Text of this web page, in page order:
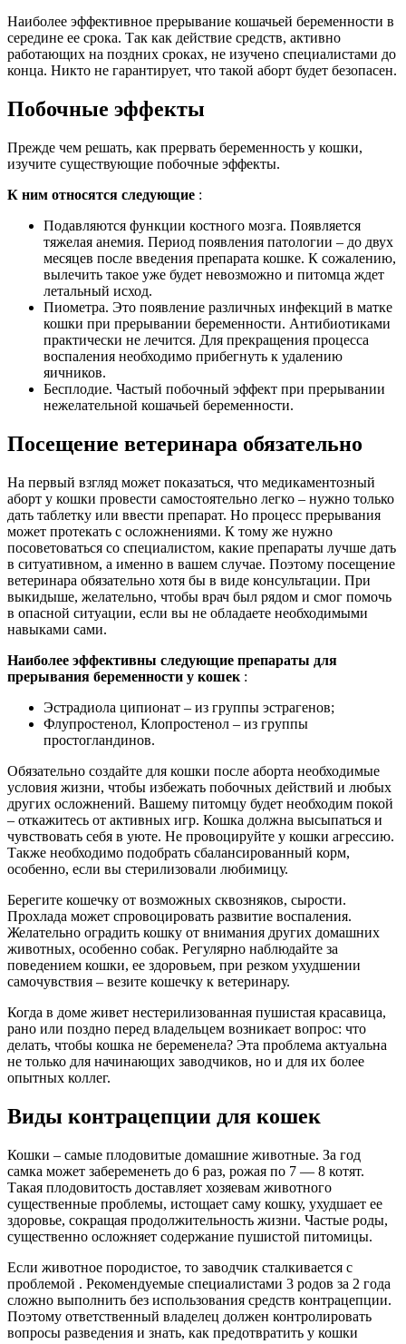
Наиболее эффективное прерывание кошачьей беременности в
середине ее срока. Так как действие средств, активно
работающих на поздних сроках, не изучено специалистами до
конца. Никто не гарантирует, что такой аборт будет безопасен.
Побочные эффекты
Прежде чем решать, как прервать беременность у кошки,
изучите существующие побочные эффекты.
К ним относятся следующие :
Подавляются функции костного мозга. Появляется
тяжелая анемия. Период появления патологии – до двух
месяцев после введения препарата кошке. К сожалению,
вылечить такое уже будет невозможно и питомца ждет
летальный исход.
Пиометра. Это появление различных инфекций в матке
кошки при прерывании беременности. Антибиотиками
практически не лечится. Для прекращения процесса
воспаления необходимо прибегнуть к удалению
яичников.
Бесплодие. Частый побочный эффект при прерывании
нежелательной кошачьей беременности.
Посещение ветеринара обязательно
На первый взгляд может показаться, что медикаментозный
аборт у кошки провести самостоятельно легко – нужно только
дать таблетку или ввести препарат. Но процесс прерывания
может протекать с осложнениями. К тому же нужно
посоветоваться со специалистом, какие препараты лучше дать
в ситуативном, а именно в вашем случае. Поэтому посещение
ветеринара обязательно хотя бы в виде консультации. При
выкидыше, желательно, чтобы врач был рядом и смог помочь
в опасной ситуации, если вы не обладаете необходимыми
навыками сами.
Наиболее эффективны следующие препараты для
прерывания беременности у кошек :
Эстрадиола ципионат – из группы эстрагенов;
Флупростенол, Клопростенол – из группы
простогландинов.
Обязательно создайте для кошки после аборта необходимые
условия жизни, чтобы избежать побочных действий и любых
других осложнений. Вашему питомцу будет необходим покой
– откажитесь от активных игр. Кошка должна высыпаться и
чувствовать себя в уюте. Не провоцируйте у кошки агрессию.
Также необходимо подобрать сбалансированный корм,
особенно, если вы стерилизовали любимицу.
Берегите кошечку от возможных сквозняков, сырости.
Прохлада может спровоцировать развитие воспаления.
Желательно оградить кошку от внимания других домашних
животных, особенно собак. Регулярно наблюдайте за
поведением кошки, ее здоровьем, при резком ухудшении
самочувствия – везите кошечку к ветеринару.
Когда в доме живет нестерилизованная пушистая красавица,
рано или поздно перед владельцем возникает вопрос: что
делать, чтобы кошка не беременела? Эта проблема актуальна
не только для начинающих заводчиков, но и для их более
опытных коллег.
Виды контрацепции для кошек
Кошки – самые плодовитые домашние животные. За год
самка может забеременеть до 6 раз, рожая по 7 — 8 котят.
Такая плодовитость доставляет хозяевам животного
существенные проблемы, истощает саму кошку, ухудшает ее
здоровье, сокращая продолжительность жизни. Частые роды,
существенно осложняет содержание пушистой питомицы.
Если животное породистое, то заводчик сталкивается с
проблемой . Рекомендуемые специалистами 3 родов за 2 года
сложно выполнить без использования средств контрацепции.
Поэтому ответственный владелец должен контролировать
вопросы разведения и знать, как предотвратить у кошки